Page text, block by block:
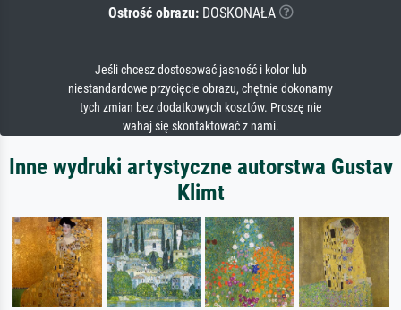
Ostrość obrazu:DOSKONAŁA
Jeśli chcesz dostosować jasność i kolor lub
niestandardowe przycięcie obrazu, chętnie dokonamy
tych zmian bez dodatkowych kosztów. Proszę nie
wahaj się skontaktować z nami.
Inne wydruki artystyczne autorstwa Gustav
Klimt